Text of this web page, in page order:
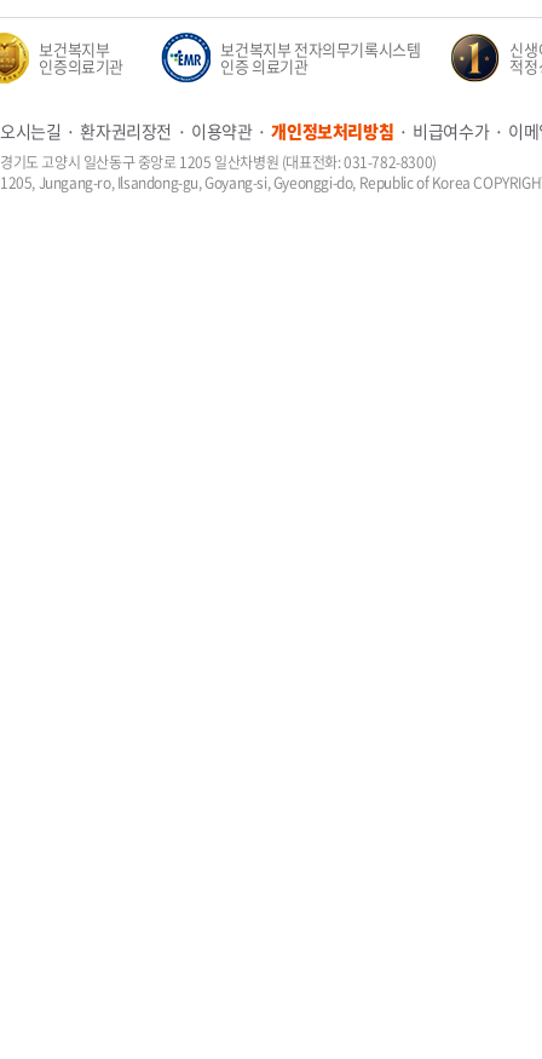
보건복지부
인증의료기관
보건복지부 전자의무기록시스템
인증 의료기관
신생아집
적정성
오시는길 환자권리장전 이용약관 개인정보처리방침 비급여수가 이
경기도 고양시 일산동구 중앙로 1205 일산차병원 (대표전화: 031-782-8300)
1205, Jungang-ro, Ilsandong-gu, Goyang-si, Gyeonggi-do, Republic of Korea